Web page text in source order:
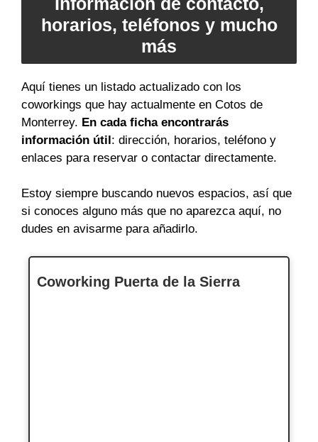
horarios, teléfonos y mucho
más
Aquí tienes un listado actualizado con los
coworkings que hay actualmente en Cotos de
Monterrey. En cada ficha encontrarás
información útil: dirección, horarios, teléfono y
enlaces para reservar o contactar directamente.
Estoy siempre buscando nuevos espacios, así que
si conoces alguno más que no aparezca aquí, no
dudes en avisarme para añadirlo.
Coworking Puerta de la Sierra